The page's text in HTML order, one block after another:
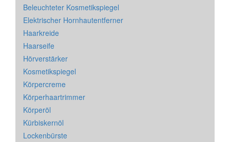
Beleuchteter Kosmetikspiegel
Elektrischer Hornhautentferner
Haarkreide
Haarseife
Hörverstärker
Kosmetikspiegel
Körpercreme
Körperhaartrimmer
Körperöl
Kürbiskernöl
Lockenbürste